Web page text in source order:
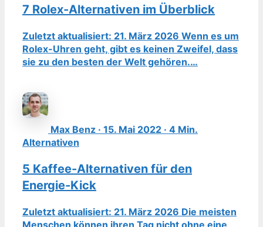
7 Rolex-Alternativen im Überblick
Zuletzt aktualisiert: 21. März 2026 Wenn es um
Rolex-Uhren geht, gibt es keinen Zweifel, dass
sie zu den besten der Welt gehören.…
Max Benz · 15. Mai 2022 · 4 Min.
Alternativen
5 Kaffee-Alternativen für den
Energie-Kick
Zuletzt aktualisiert: 21. März 2026 Die meisten
Menschen können ihren Tag nicht ohne eine